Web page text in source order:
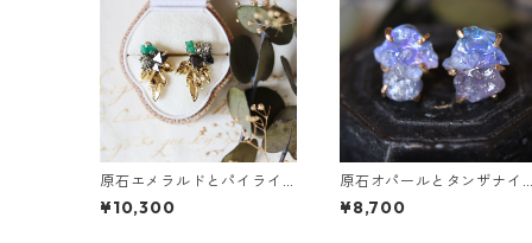
原石エメラルドとパイライ
トとクレマチスの葉ピアス
¥10,300
原石オパールとタンザナイ
トのピアス
¥8,700